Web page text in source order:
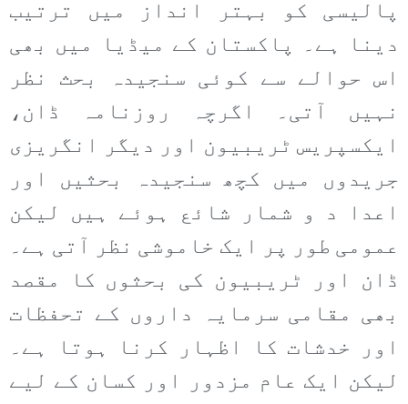
پالیسی کو بہتر انداز میں ترتیب
دینا ہے۔ پاکستان کے میڈیا میں بھی
اس حوالے سے کوئی سنجیدہ بحث نظر
نہیں آتی۔ اگرچہ روزنامہ ڈان،
ایکسپریس ٹریبیون اور دیگر انگریزی
جریدوں میں کچھ سنجیدہ بحثیں اور
اعدا د و شمار شائع ہوئے ہیں لیکن
عمومی طور پر ایک خاموشی نظر آتی ہے۔
ڈان اور ٹریبیون کی بحثوں کا مقصد
بھی مقامی سرمایہ داروں کے تحفظات
اور خدشات کا اظہار کرنا ہوتا ہے۔
لیکن ایک عام مزدور اور کسان کے لیے